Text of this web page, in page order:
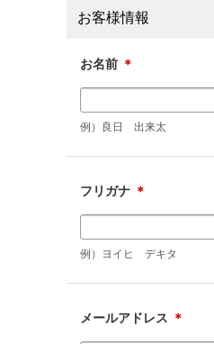
お客様情報
お名前 ＊
例）良日 出来太
フリガナ ＊
例）ヨイヒ デキタ
メールアドレス ＊